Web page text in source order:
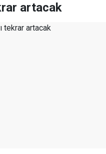
artacak